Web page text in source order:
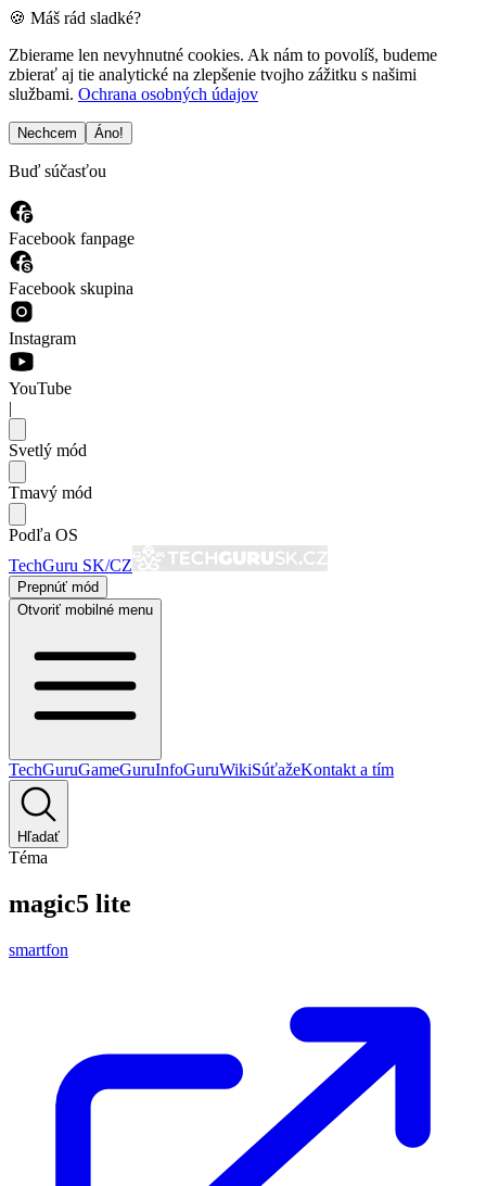
🍪 Máš rád sladké?
Zbierame len nevyhnutné cookies. Ak nám to povolíš, budeme
zbierať aj tie analytické na zlepšenie tvojho zážitku s našimi
službami. Ochrana osobných údajov
Nechcem Áno!
Buď súčasťou
Facebook fanpage
Facebook skupina
Instagram
YouTube
|
Svetlý mód
Tmavý mód
Podľa OS
TechGuru SK/CZ
Prepnúť mód
Otvoriť mobilné menu
TechGuruGameGuruInfoGuruWikiSúťažeKontakt a tím
Hľadať
Téma
magic5 lite
smartfon